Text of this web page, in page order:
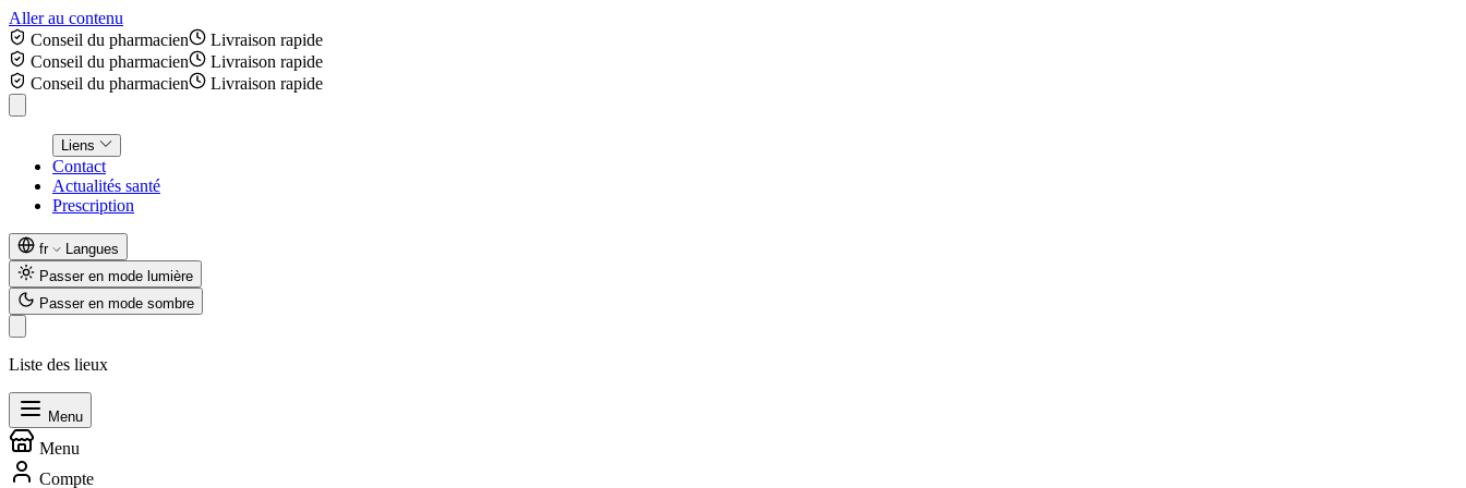
Aller au contenu
Conseil du pharmacien
Livraison rapide
Conseil du pharmacien
Livraison rapide
Conseil du pharmacien
Livraison rapide
Liens
Contact
Actualités santé
Prescription
fr
Langues
Passer en mode lumière
Passer en mode sombre
Liste des lieux
Menu
Menu
Compte